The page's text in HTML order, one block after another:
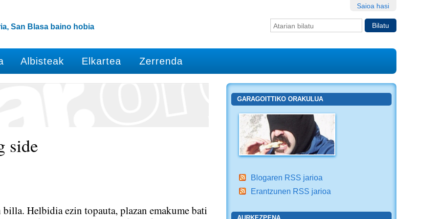
Saioa hasi
Bilatu atarian
San Blasa baino hobia
Albisteak Elkartea Zerrenda
side
Helbidia ezin topauta, plazan emakume bati
GARAGOITTIKO ORAKULUA
Blogaren RSS jarioa
Erantzunen RSS jarioa